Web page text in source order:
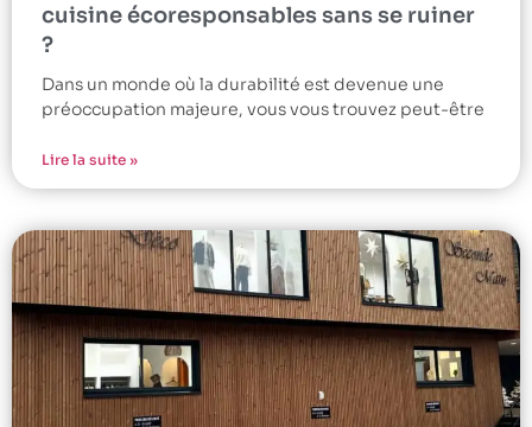
cuisine écoresponsables sans se ruiner
?
Dans un monde où la durabilité est devenue une
préoccupation majeure, vous vous trouvez peut-être
Lire la suite »